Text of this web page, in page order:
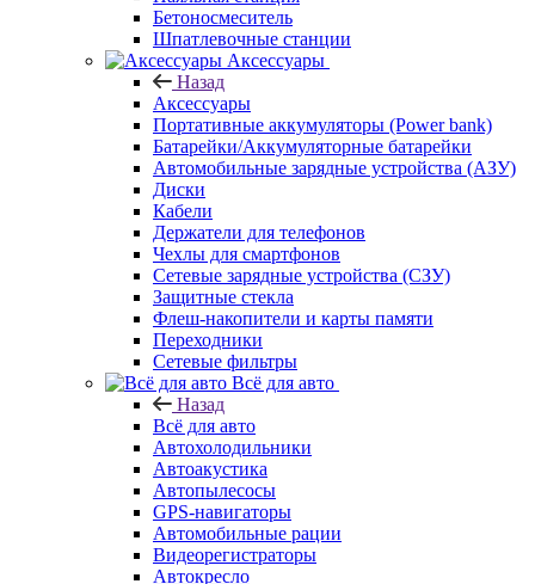
Бетоносмеситель
Шпатлевочные станции
Аксессуары
Назад
Аксессуары
Портативные аккумуляторы (Power bank)
Батарейки/Аккумуляторные батарейки
Автомобильные зарядные устройства (АЗУ)
Диски
Кабели
Держатели для телефонов
Чехлы для смартфонов
Сетевые зарядные устройства (СЗУ)
Защитные стекла
Флеш-накопители и карты памяти
Переходники
Сетевые фильтры
Всё для авто
Назад
Всё для авто
Автохолодильники
Автоакустика
Автопылесосы
GPS-навигаторы
Автомобильные рации
Видеорегистраторы
Автокресло